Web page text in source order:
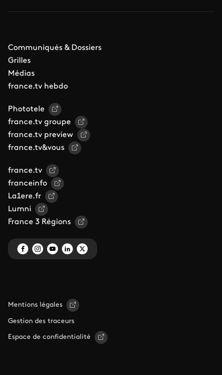
Communiqués & Dossiers
Grilles
Médias
france.tv hebdo
Phototele
france.tv groupe
france.tv preview
france.tv&vous
france.tv
franceinfo
La1ere.fr
Lumni
France 3 Régions
Mentions légales
Gestion des traceurs
Espace de confidentialité